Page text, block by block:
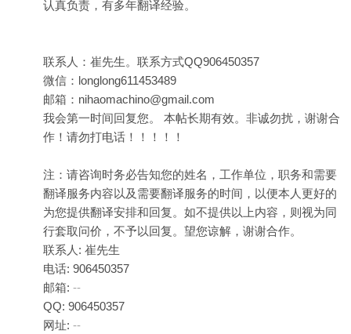
认真负责，有多年翻译经验。
联系人：崔先生。联系方式QQ906450357
微信：longlong611453489
邮箱：nihaomachino@gmail.com
我会第一时间回复您。 本帖长期有效。非诚勿扰，谢谢合
作！请勿打电话！！！！！
注：请咨询时务必告知您的姓名，工作单位，职务和需要
翻译服务内容以及需要翻译服务的时间，以便本人更好的
为您提供翻译安排和回复。如不提供以上内容，则视为同
行套取问价，不予以回复。望您谅解，谢谢合作。
联系人: 崔先生
电话: 906450357
邮箱: --
QQ: 906450357
网址: --